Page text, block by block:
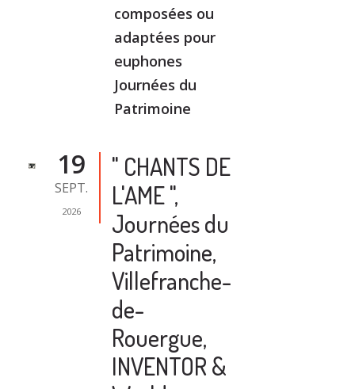
composées ou
adaptées pour
euphones
Journées du
Patrimoine
19
SEPT.
2026
" CHANTS DE
L'AME ",
Journées du
Patrimoine,
Villefranche-
de-
Rouergue,
INVENTOR &